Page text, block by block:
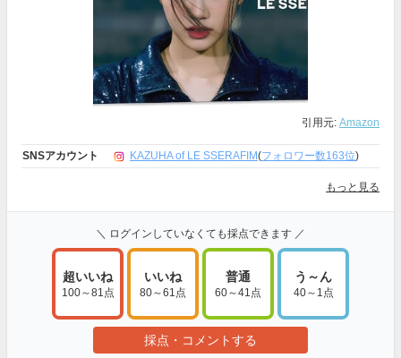
引用元: Amazon
SNSアカウント KAZUHA of LE SSERAFIM(フォロワー数163位)
もっと見る
＼ ログインしていなくても採点できます ／
超いいね
100～81点
いいね
80～61点
普通
60～41点
う～ん
40～1点
採点・コメントする